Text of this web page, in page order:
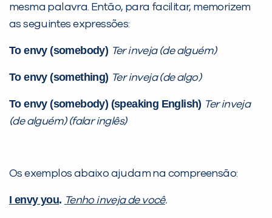
mesma palavra. Então, para facilitar, memorizem
as seguintes expressões:
To envy (somebody) Ter inveja (de alguém)
To envy (something) Ter inveja (de algo)
To envy (somebody) (speaking English) Ter inveja
(de alguém) (falar inglês)
Os exemplos abaixo ajudam na compreensão:
I envy you. Tenho inveja de você.